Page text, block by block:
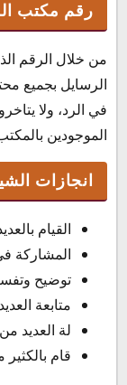
رقم مكتب
من خلال الرقم
الرسايل بجميع
في الرد، ولا
الموجودين بالمكتب علي
انجازات
القيام
المشاركة
توضيح
متابعة
لة العديد
قام